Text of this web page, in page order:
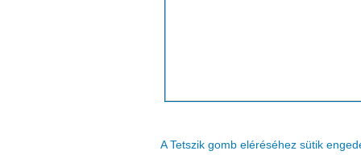
A Tetszik gomb eléréséhez sütik